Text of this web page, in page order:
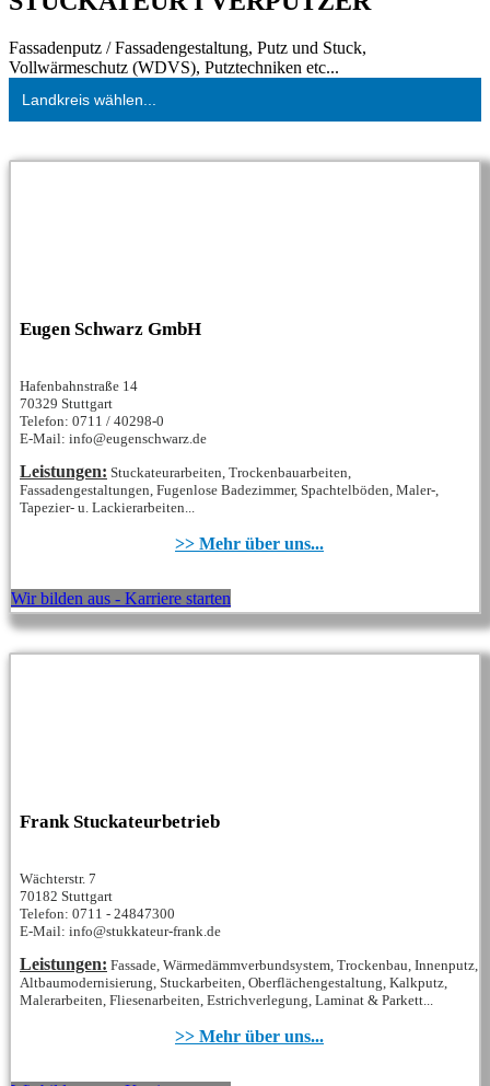
Fassadenputz / Fassadengestaltung, Putz und Stuck,
Vollwärmeschutz (WDVS), Putztechniken etc...
Landkreis wählen...
Eugen Schwarz GmbH
Hafenbahnstraße 14
70329 Stuttgart
Telefon: 0711 / 40298-0
E-Mail: info@eugenschwarz.de
Leistungen: Stuckateurarbeiten, Trockenbauarbeiten,
Fassadengestaltungen, Fugenlose Badezimmer, Spachtelböden, Maler-,
Tapezier- u. Lackierarbeiten...
>> Mehr über uns...
Wir bilden aus - Karriere starten
Frank Stuckateurbetrieb
Wächterstr. 7
70182 Stuttgart
Telefon: 0711 - 24847300
E-Mail: info@stukkateur-frank.de
Leistungen: Fassade, Wärmedämmverbundsystem, Trockenbau, Innenputz,
Altbaumodernisierung, Stuckarbeiten, Oberflächengestaltung, Kalkputz,
Malerarbeiten, Fliesenarbeiten, Estrichverlegung, Laminat & Parkett...
>> Mehr über uns...